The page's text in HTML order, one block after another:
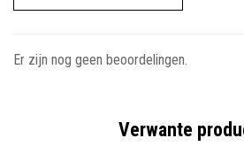
Er zijn nog geen beoordelingen.
Verwante